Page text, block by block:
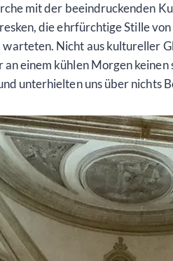
mit der beeindruckenden
die ehrfürchtige Stille
Nicht aus kultureller
an einem kühlen Morgen
unterhielten uns über nichts